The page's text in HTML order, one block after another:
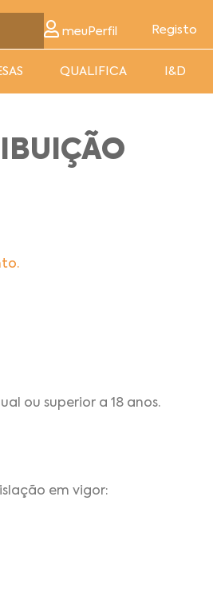
meuPerfil Registo
QUALIFICA I&D
ou superior a 18 anos.
em vigor: